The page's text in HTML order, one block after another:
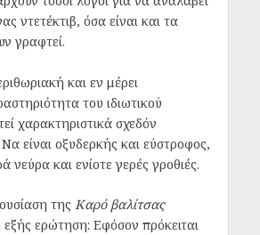
ντετέκτιβ, όσα είναι και τα
γραφτεί.
και εν μέρει
του ιδιωτικού
χαρακτηριστικά σχεδόν
είναι οξυδερκής και εύστροφος,
νεύρα και ενίοτε γερές γροθιές.
της Καρό βαλίτσας
ερώτηση: Εφόσον πρόκειται